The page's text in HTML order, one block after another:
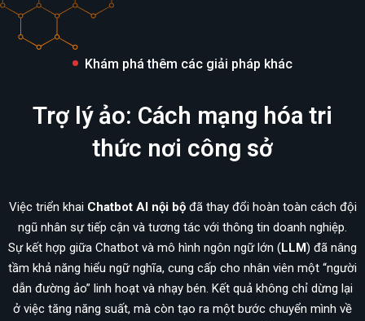
Khám phá thêm các giải pháp khác
Trợ lý ảo: Cách mạng hóa tri
thức nơi công sở
Việc triển khai Chatbot AI nội bộđã thay đổi hoàn toàn cách đội
ngũ nhân sự tiếp cận và tương tác với thông tin doanh nghiệp.
Sự kết hợp giữa Chatbot và mô hình ngôn ngữ lớn (LLM) đã nâng
tầm khả năng hiểu ngữ nghĩa, cung cấp cho nhân viên một “người
dẫn đường ảo” linh hoạt và nhạy bén. Kết quả không chỉ dừng lại
ở việc tăng năng suất, mà còn tạo ra một bước chuyển mình về